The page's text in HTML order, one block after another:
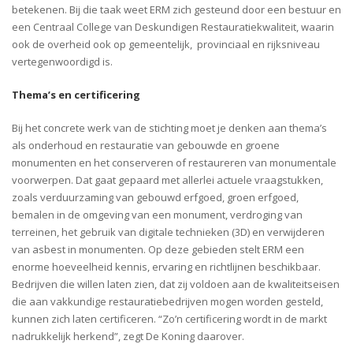
betekenen. Bij die taak weet ERM zich gesteund door een bestuur en
een Centraal College van Deskundigen Restauratiekwaliteit, waarin
ook de overheid ook op gemeentelijk, provinciaal en rijksniveau
vertegenwoordigd is.
Thema’s en certificering
Bij het concrete werk van de stichting moet je denken aan thema’s
als onderhoud en restauratie van gebouwde en groene
monumenten en het conserveren of restaureren van monumentale
voorwerpen. Dat gaat gepaard met allerlei actuele vraagstukken,
zoals verduurzaming van gebouwd erfgoed, groen erfgoed,
bemalen in de omgeving van een monument, verdroging van
terreinen, het gebruik van digitale technieken (3D) en verwijderen
van asbest in monumenten. Op deze gebieden stelt ERM een
enorme hoeveelheid kennis, ervaring en richtlijnen beschikbaar.
Bedrijven die willen laten zien, dat zij voldoen aan de kwaliteitseisen
die aan vakkundige restauratiebedrijven mogen worden gesteld,
kunnen zich laten certificeren. “Zo’n certificering wordt in de markt
nadrukkelijk herkend”, zegt De Koning daarover.